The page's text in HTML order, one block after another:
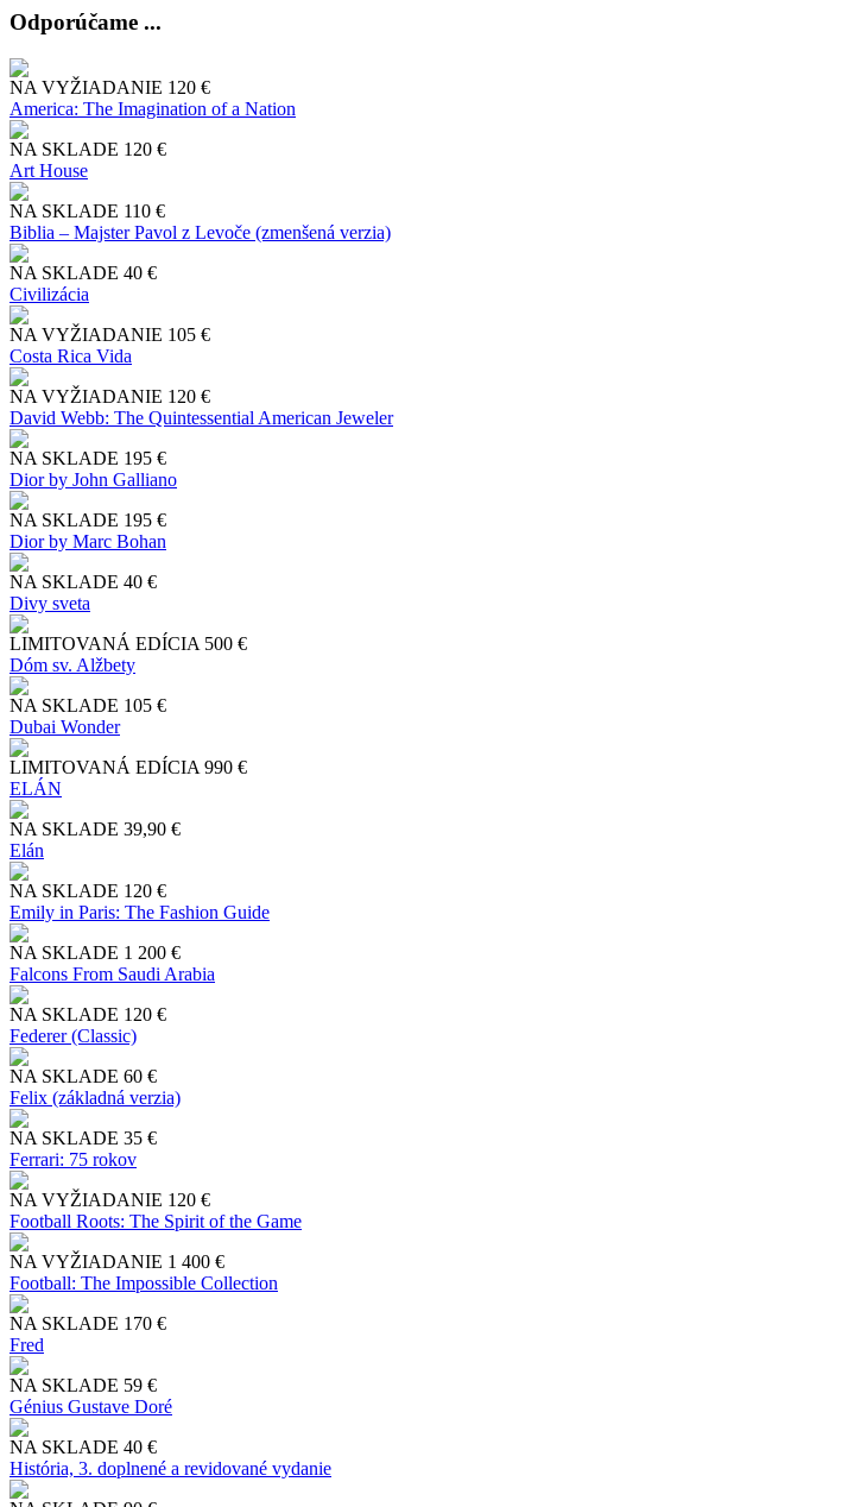
Odporúčame ...
NA VYŽIADANIE 120 €
America: The Imagination of a Nation
NA SKLADE 120 €
Art House
NA SKLADE 110 €
Biblia – Majster Pavol z Levoče (zmenšená verzia)
NA SKLADE 40 €
Civilizácia
NA VYŽIADANIE 105 €
Costa Rica Vida
NA VYŽIADANIE 120 €
David Webb: The Quintessential American Jeweler
NA SKLADE 195 €
Dior by John Galliano
NA SKLADE 195 €
Dior by Marc Bohan
NA SKLADE 40 €
Divy sveta
LIMITOVANÁ EDÍCIA 500 €
Dóm sv. Alžbety
NA SKLADE 105 €
Dubai Wonder
LIMITOVANÁ EDÍCIA 990 €
ELÁN
NA SKLADE 39,90 €
Elán
NA SKLADE 120 €
Emily in Paris: The Fashion Guide
NA SKLADE 1 200 €
Falcons From Saudi Arabia
NA SKLADE 120 €
Federer (Classic)
NA SKLADE 60 €
Felix (základná verzia)
NA SKLADE 35 €
Ferrari: 75 rokov
NA VYŽIADANIE 120 €
Football Roots: The Spirit of the Game
NA VYŽIADANIE 1 400 €
Football: The Impossible Collection
NA SKLADE 170 €
Fred
NA SKLADE 59 €
Génius Gustave Doré
NA SKLADE 40 €
História, 3. doplnené a revidované vydanie